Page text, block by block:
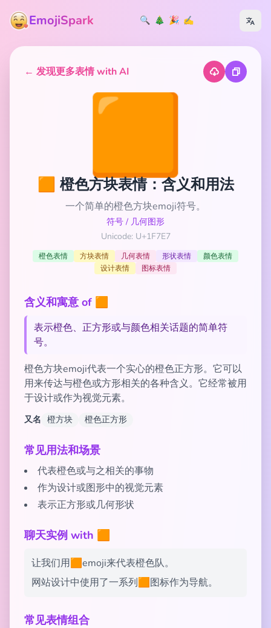
EmojiSpark 🔍 🎄 🎉 ✍️
← 发现更多表情 with AI
🟧
🟧 橙色方块表情：含义和用法
一个简单的橙色方块emoji符号。
符号 / 几何图形
Unicode: U+1F7E7
橙色表情 方块表情 几何表情 形状表情
颜色表情
设计表情
图标表情
含义和寓意 of 🟧
表示橙色、正方形或与颜色相关话题的简单符
号。
橙色方块emoji代表一个实心的橙色正方形。它可以
用来传达与橙色或方形相关的各种含义。它经常被用
于设计或作为视觉元素。
又名 橙方块 橙色正方形
常见用法和场景
代表橙色或与之相关的事物
作为设计或图形中的视觉元素
表示正方形或几何形状
聊天实例 with 🟧
让我们用🟧emoji来代表橙色队。
网站设计中使用了一系列🟧图标作为导航。
常见表情组合